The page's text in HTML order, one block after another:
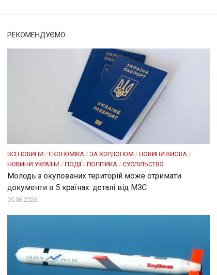
РЕКОМЕНДУЄМО
ВСІ НОВИНИ / ЕКОНОМІКА / ЗА КОРДОНОМ / НОВИНИ КИЄВА /
НОВИНИ УКРАЇНИ / ПОДІЇ/ ПОЛІТИКА / СУСПІЛЬСТВО
Молодь з окупованих територій може отримати
документи в 5 країнах: деталі від МЗС
05.06.2026